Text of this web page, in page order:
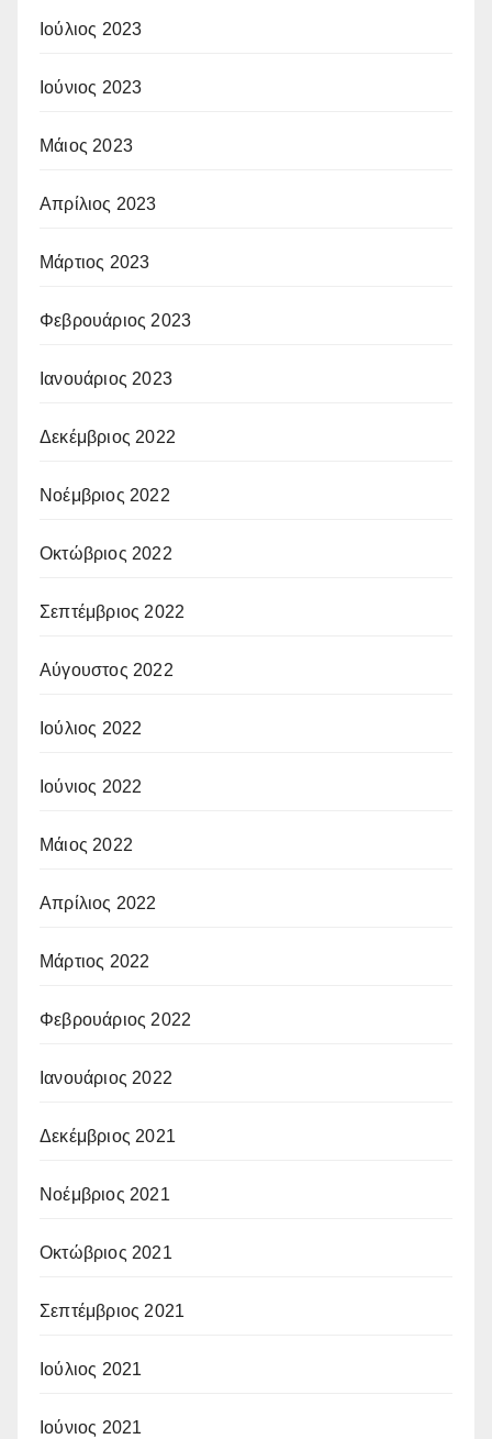
Ιούλιος 2023
Ιούνιος 2023
Μάιος 2023
Απρίλιος 2023
Μάρτιος 2023
Φεβρουάριος 2023
Ιανουάριος 2023
Δεκέμβριος 2022
Νοέμβριος 2022
Οκτώβριος 2022
Σεπτέμβριος 2022
Αύγουστος 2022
Ιούλιος 2022
Ιούνιος 2022
Μάιος 2022
Απρίλιος 2022
Μάρτιος 2022
Φεβρουάριος 2022
Ιανουάριος 2022
Δεκέμβριος 2021
Νοέμβριος 2021
Οκτώβριος 2021
Σεπτέμβριος 2021
Ιούλιος 2021
Ιούνιος 2021